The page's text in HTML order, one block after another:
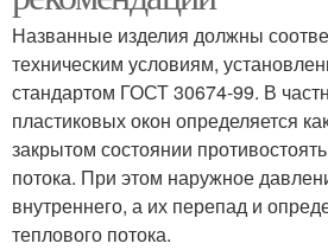
Названные изделия должны
техническим условиям,
стандартом ГОСТ 30674-99. В
пластиковых окон определяется
закрытом состоянии
потока. При этом наружное
внутреннего, а их перепад и
теплового потока.